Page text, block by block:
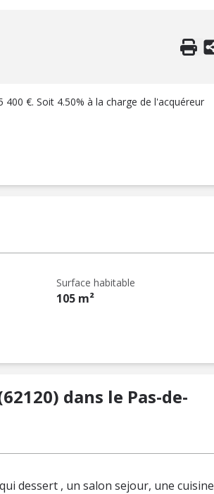
€. Soit 4.50% à la charge de l'acquéreur
Surface habitable
105 m²
dans le Pas-de-
dessert , un salon sejour, une cuisine